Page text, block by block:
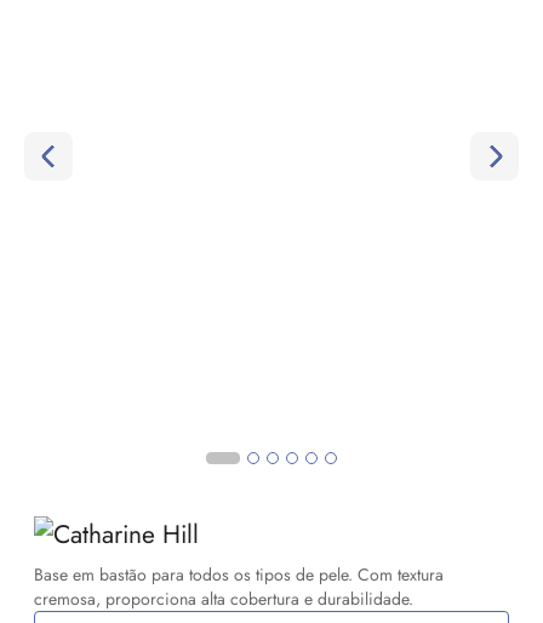
Base em bastão para todos os tipos de pele. Com textura
cremosa, proporciona alta cobertura e durabilidade.